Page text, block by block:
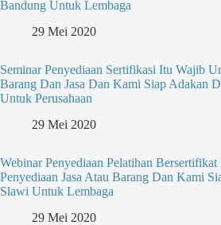
Bandung Untuk Lembaga
29 Mei 2020
Seminar Penyediaan Sertifikasi Itu Wajib
Barang Dan Jasa Dan Kami Siap Adakan
Untuk Perusahaan
29 Mei 2020
Webinar Penyediaan Pelatihan
Penyediaan Jasa Atau Barang Dan Kami
Slawi Untuk Lembaga
29 Mei 2020